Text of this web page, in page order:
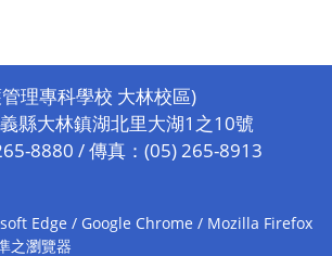
理專科學校 大林校區)
縣大林鎮湖北里大湖1之10號
8880 / 傳真：(05) 265-8913
Edge / Google Chrome / Mozilla Firefox
之瀏覽器